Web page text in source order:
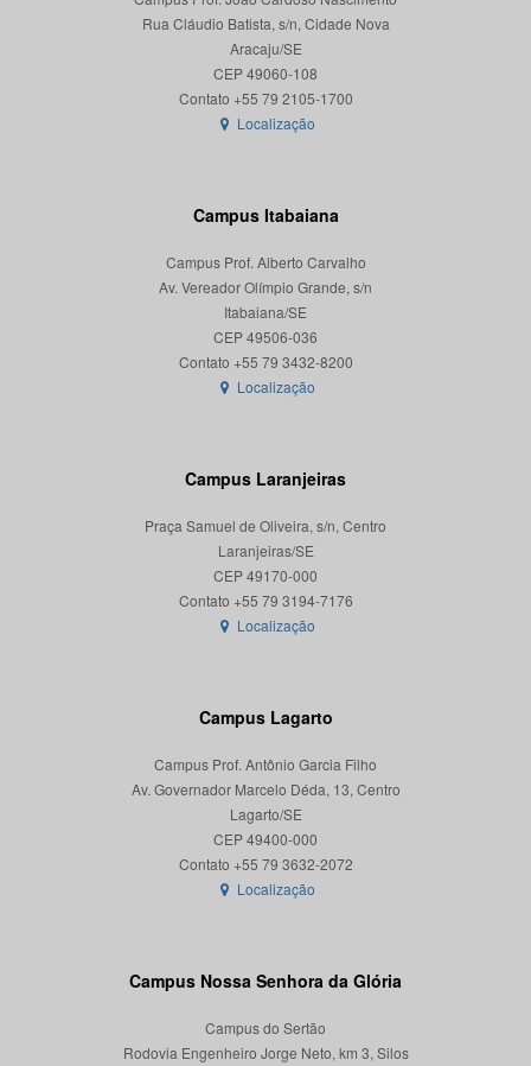
Rua Cláudio Batista, s/n, Cidade Nova
Aracaju/SE
CEP 49060-108
Localização
Campus Itabaiana
Campus Prof. Alberto Carvalho
Av. Vereador Olímpio Grande, s/n
Itabaiana/SE
CEP 49506-036
Localização
Campus Laranjeiras
Praça Samuel de Oliveira, s/n, Centro
Laranjeiras/SE
CEP 49170-000
Localização
Campus Lagarto
Campus Prof. Antônio Garcia Filho
Av. Governador Marcelo Déda, 13, Centro
Lagarto/SE
CEP 49400-000
Localização
Campus Nossa Senhora da Glória
Campus do Sertão
Rodovia Engenheiro Jorge Neto, km 3, Silos